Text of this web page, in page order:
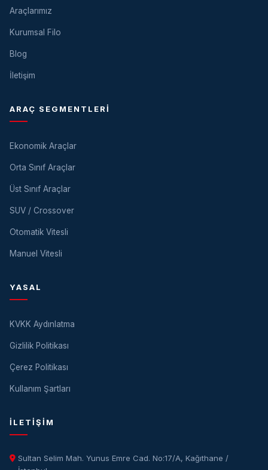
Araçlarımız
Kurumsal Filo
Blog
İletişim
ARAÇ SEGMENTLERI
Ekonomik Araçlar
Orta Sınıf Araçlar
Üst Sınıf Araçlar
SUV / Crossover
Otomatik Vitesli
Manuel Vitesli
YASAL
KVKK Aydınlatma
Gizlilik Politikası
Çerez Politikası
Kullanım Şartları
İLETIŞIM
Sultan Selim Mah. Yunus Emre Cad. No:17/A, Kağıthane /